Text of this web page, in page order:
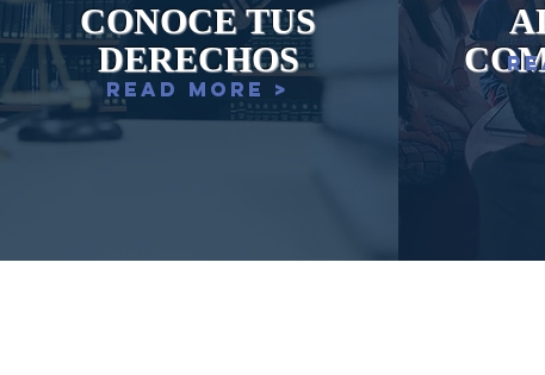
CONOCE TUS
DERECHOS
Read More >